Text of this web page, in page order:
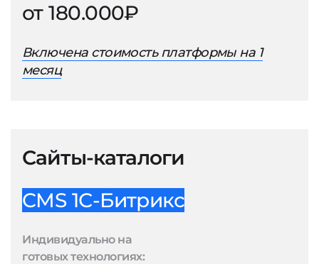
от 180.000₽
Включена стоимость платформы на 1
месяц
Сайты-каталоги
CMS 1С-Битрикс
Индивидуально на
готовых технологиях: